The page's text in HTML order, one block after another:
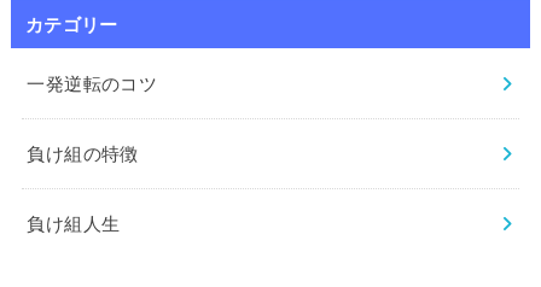
カテゴリー
一発逆転のコツ
負け組の特徴
負け組人生